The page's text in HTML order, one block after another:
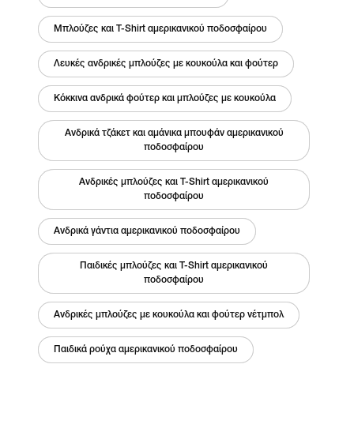
Μπλούζες και T-Shirt αμερικανικού ποδοσφαίρου
Λευκές ανδρικές μπλούζες με κουκούλα και φούτερ
Κόκκινα ανδρικά φούτερ και μπλούζες με κουκούλα
Ανδρικά τζάκετ και αμάνικα μπουφάν αμερικανικού
ποδοσφαίρου
Ανδρικές μπλούζες και T-Shirt αμερικανικού
ποδοσφαίρου
Ανδρικά γάντια αμερικανικού ποδοσφαίρου
Παιδικές μπλούζες και T-Shirt αμερικανικού
ποδοσφαίρου
Ανδρικές μπλούζες με κουκούλα και φούτερ νέτμπολ
Παιδικά ρούχα αμερικανικού ποδοσφαίρου